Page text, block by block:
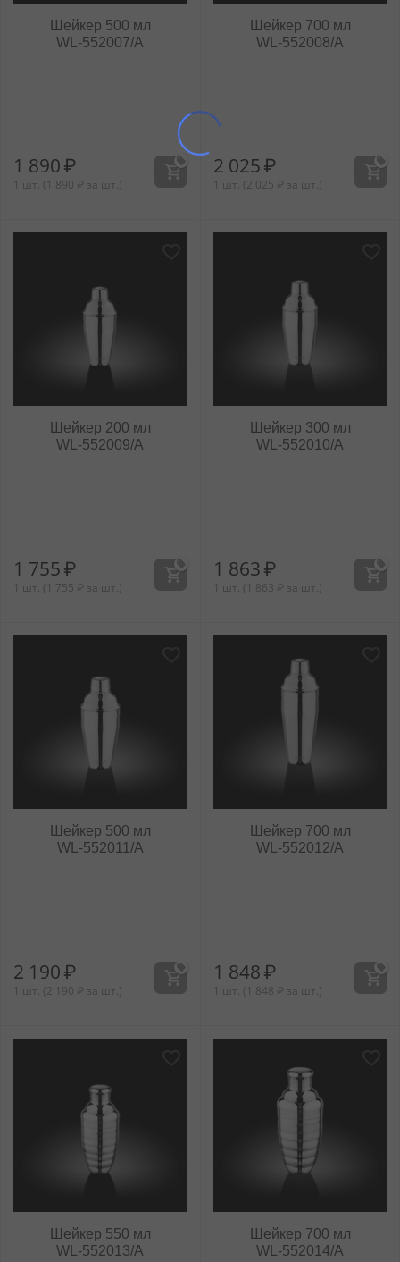
Шейкер 500 мл
WL‑552007/A
1 890₽
1 шт. ( 1 890 ₽ за шт.)
Шейкер 700 мл
WL‑552008/A
2 025₽
1 шт. (2 025 ₽ за шт.)
Шейкер 200 мл
WL‑552009/A
1 755₽
1 шт. ( 1 755 ₽ за шт.)
Шейкер 300 мл
WL‑552010/A
1 863₽
1 шт. ( 1 863 ₽ за шт.)
Шейкер 500 мл
WL‑552011/A
2 190₽
1 шт. (2 190 ₽ за шт.)
Шейкер 700 мл
WL‑552012/A
1 848₽
1 шт. ( 1 848 ₽ за шт.)
Шейкер 550 мл
WL‑552013/A
Шейкер 700 мл
WL‑552014/A